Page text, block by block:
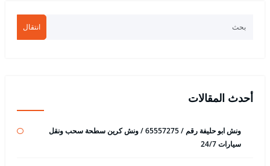
انتقال
أحدث المقالات
ونش ابو حليفة رقم / 65557275 / ونش كرين سطحة سحب ونقل
سيارات 24/7